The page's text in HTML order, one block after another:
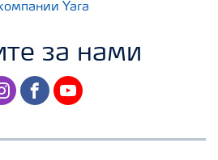
Yara
за нами
facebookyoutube